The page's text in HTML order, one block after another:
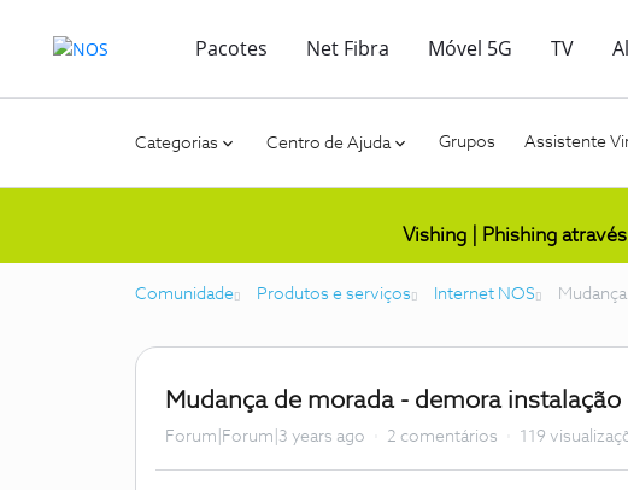
Pacotes Net Fibra Móvel 5G TV
Categorias Centro de Ajuda Grupos Assistente
Vishing | Phishing
Comunidade Produtos e serviços Internet NOS
Mudança de morada - demora instalação
Forum|Forum|3 years ago 2 comentários 119